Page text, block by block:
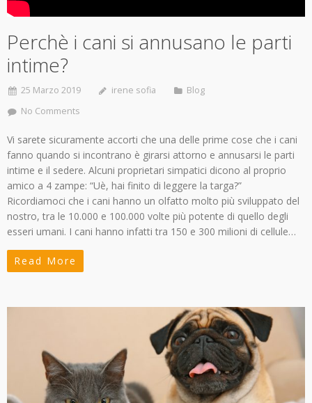
Perchè i cani si annusano le parti
intime?
25 Marzo 2019 irene sofia
Blog
No Comments
Vi sarete sicuramente accorti che una delle prime cose che i cani
fanno quando si incontrano è girarsi attorno e annusarsi le parti
intime e il sedere. Alcuni proprietari simpatici dicono al proprio
amico a 4 zampe: “Uè, hai finito di leggere la targa?”
Ricordiamoci che i cani hanno un olfatto molto più sviluppato del
nostro, tra le 10.000 e 100.000 volte più potente di quello degli
esseri umani. I cani hanno infatti tra 150 e 300 milioni di cellule…
Read More